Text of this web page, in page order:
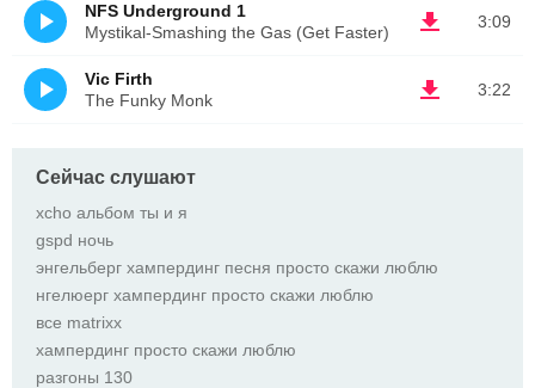
3:09
NFS Underground 1
Mystikal-Smashing the Gas (Get Faster)
3:22
Vic Firth
The Funky Monk
Сейчас слушают
xcho альбом ты и я
gspd ночь
энгельберг хампердинг песня просто скажи люблю
нгелюерг хампердинг просто скажи люблю
все matrixx
хампердинг просто скажи люблю
разгоны 130